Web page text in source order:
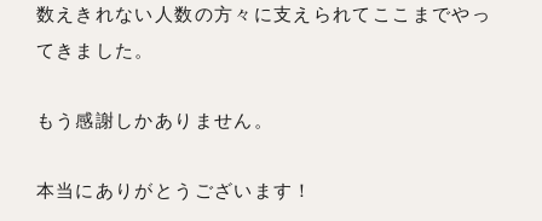
家づくりの流れ
数えきれない人数の方々に支えられてここまでやっ
てきました。
もう感謝しかありません。
本当にありがとうございます！